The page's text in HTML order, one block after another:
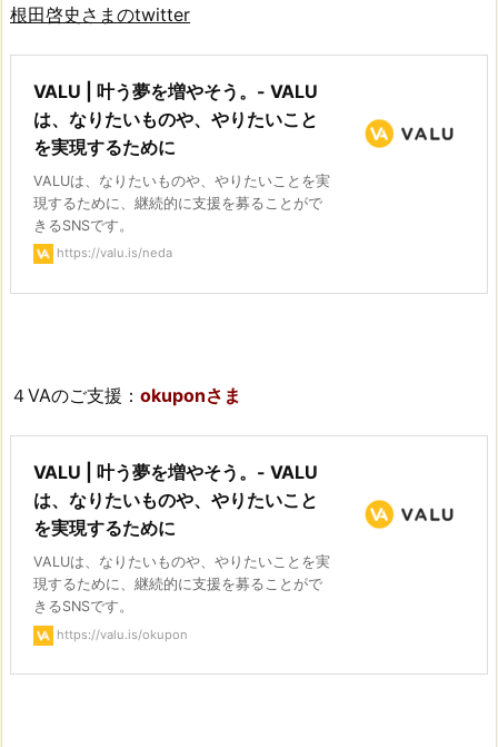
根田啓史さまのtwitter
VALU | 叶う夢を増やそう。- VALU
は、なりたいものや、やりたいこと
を実現するために
VALUは、なりたいものや、やりたいことを実
現するために、継続的に支援を募ることがで
きるSNSです。
https://valu.is/neda
４VAのご支援： okuponさま
VALU | 叶う夢を増やそう。- VALU
は、なりたいものや、やりたいこと
を実現するために
VALUは、なりたいものや、やりたいことを実
現するために、継続的に支援を募ることがで
きるSNSです。
https://valu.is/okupon